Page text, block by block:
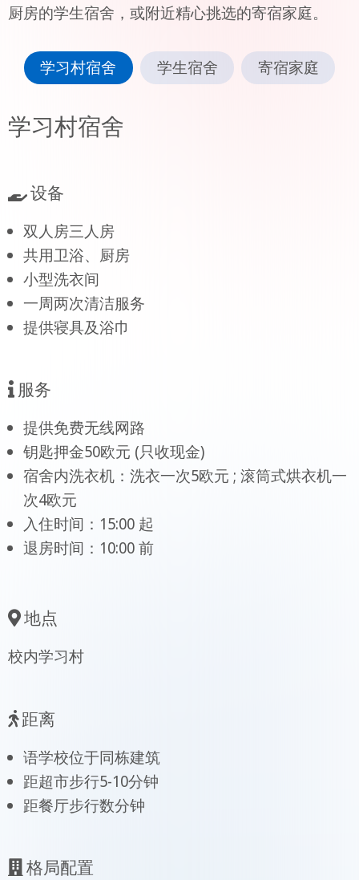
厨房的学生宿舍，或附近精心挑选的寄宿家庭。
学习村宿舍 学生宿舍 寄宿家庭
学习村宿舍
设备
双人房三人房
共用卫浴、厨房
小型洗衣间
一周两次清洁服务
提供寝具及浴巾
服务
提供免费无线网路
钥匙押金50欧元 (只收现金)
宿舍内洗衣机：洗衣一次5欧元 ; 滚筒式烘衣机一
次4欧元
入住时间：15:00 起
退房时间：10:00 前
地点
校内学习村
距离
语学校位于同栋建筑
距超市步行5-10分钟
距餐厅步行数分钟
格局配置